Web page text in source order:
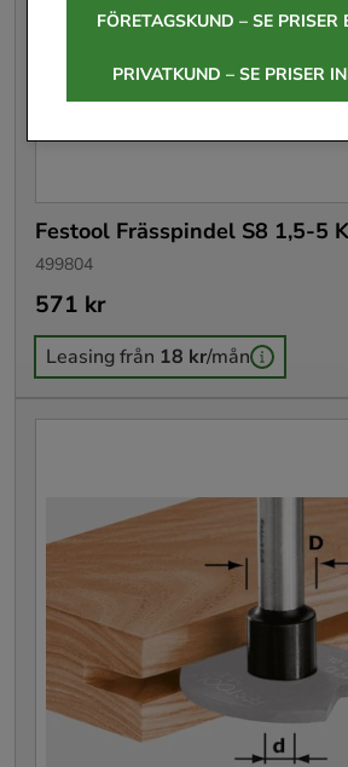
FÖRETAGSKUND – SE PRISER
PRIVATKUND – SE PRISER
Festool Frässpindel S8 1,5-5
499804
Pris: 571 kr
571 kr
Leasing från 18 kr/mån